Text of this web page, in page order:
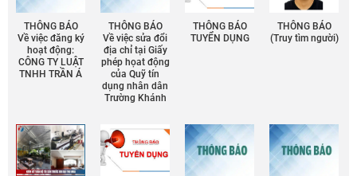
THÔNG BÁO
Về việc đăng ký
hoạt động:
CÔNG TY LUẬT
TNHH TRẦN Á
THÔNG BÁO
Về việc sửa đổi
địa chỉ tại Giấy
phép họat động
của Quỹ tín
dụng nhân dân
Trường Khánh
THÔNG BÁO
TUYỂN DỤNG
THÔNG BÁO
(Truy tìm người)